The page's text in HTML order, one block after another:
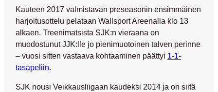
Kauteen 2017 valmistavan preseasonin ensimmäinen
harjoitusottelu pelataan Wallsport Areenalla klo 13
alkaen. Treenimatsista SJK:n vieraana on
muodostunut JJK:lle jo pienimuotoinen talven perinne
– vuosi sitten vastaava kohtaaminen päättyi 1-1-
tasapeliin.
SJK nousi Veikkausliigaan kaudeksi 2014 ja on siitä